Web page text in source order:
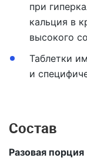
при
кальция в
высокого
Таблетки
и
Состав
Разовая